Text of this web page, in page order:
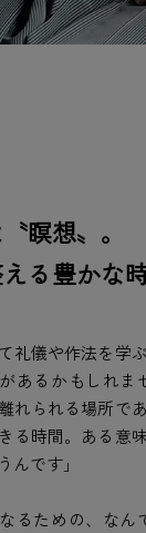
瞑想〟。
る豊かな
て礼儀や作法を
あるかもしれ
れられる場所で
る時間。ある意
んです」
なるための、な